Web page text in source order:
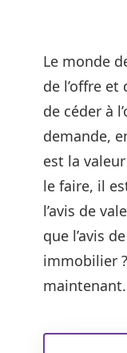
Le monde
de l’offre
de céder à
demande,
est la
le faire, il
l’avis de
que l’avis
immobilier
maintenant.